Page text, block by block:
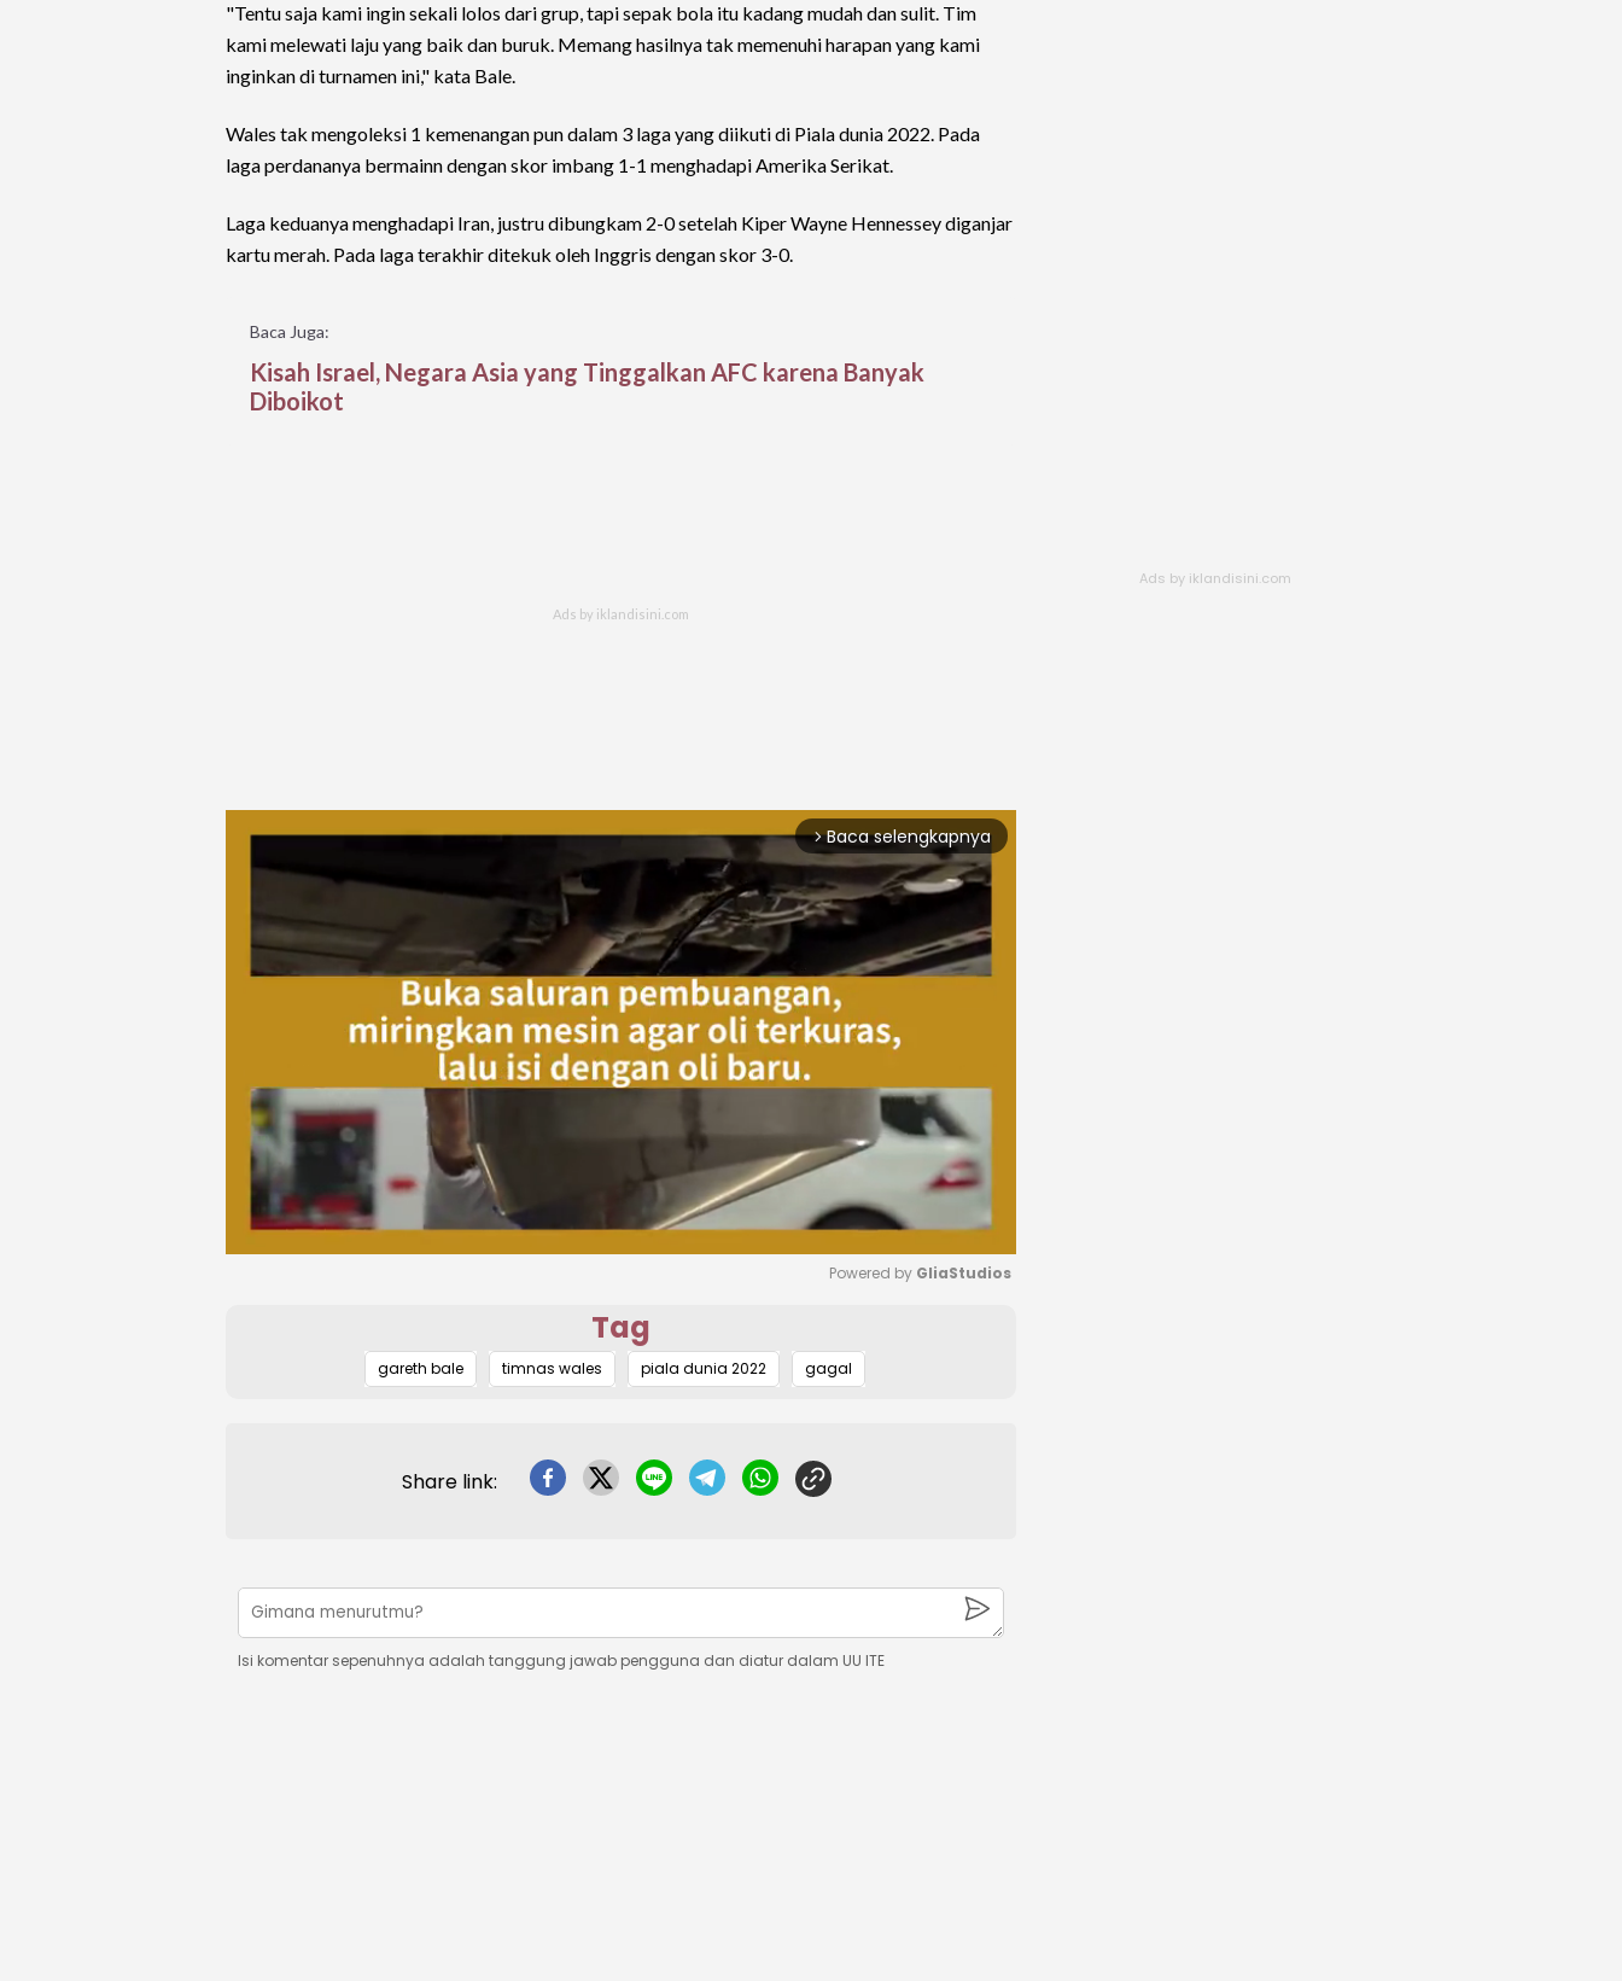
"Tentu saja kami ingin sekali lolos dari grup, tapi sepak bola itu kadang mudah dan sulit. Tim
kami melewati laju yang baik dan buruk. Memang hasilnya tak memenuhi harapan yang kami
inginkan di turnamen ini," kata Bale.
Wales tak mengoleksi 1 kemenangan pun dalam 3 laga yang diikuti di Piala dunia 2022. Pada
laga perdananya bermainn dengan skor imbang 1-1 menghadapi Amerika Serikat.
Laga keduanya menghadapi Iran, justru dibungkam 2-0 setelah Kiper Wayne Hennessey diganjar
kartu merah. Pada laga terakhir ditekuk oleh Inggris dengan skor 3-0.
Baca Juga:
Kisah Israel, Negara Asia yang Tinggalkan AFC karena Banyak
Diboikot
arrow_forward_ios Baca selengkapnya
Powered by GliaStudios
Tag
gareth bale timnas wales piala dunia 2022 gagal
Share link:
Isi komentar sepenuhnya adalah tanggung jawab pengguna dan diatur dalam UU ITE